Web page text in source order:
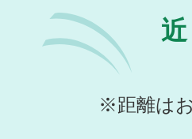
※距離は